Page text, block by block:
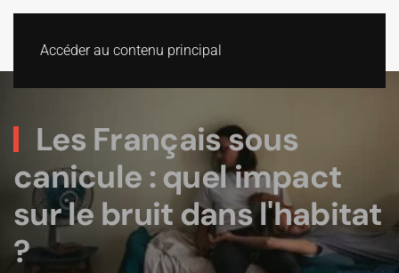
Accéder au contenu principal
Les Français sous
canicule : quel impact
sur le bruit dans l'habitat
?